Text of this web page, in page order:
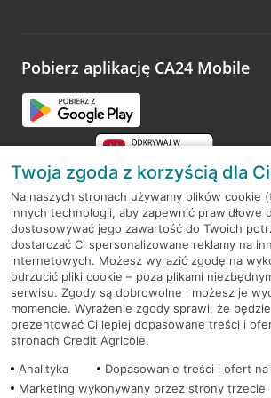
opinie.
Pobierz aplikację CA24 Mobile
RODO
Regulamin serwisu
Mapa serwisu
PolitykaCookies
Twoja zgoda z korzyścią dla
Na naszych stronach używamy plików cookie
innych technologii, aby zapewnić prawidłowe
dostosowywać jego zawartość do Twoich
dostarczać Ci spersonalizowane reklamy na
internetowych. Możesz wyrazić zgodę na
odrzucić pliki cookie – poza plikami
serwisu. Zgody są dobrowolne i możesz je
momencie. Wyrażenie zgody sprawi, że
prezentować Ci lepiej dopasowane treści i
stronach Credit Agricole.
Analityka
Dopasowanie treści i ofert
Marketing wykonywany przez strony trzecie